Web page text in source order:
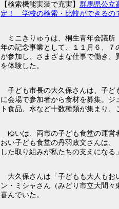
【検索機能実装で充実】 群馬県公立
定！ 学校の検索・比較ができるの
ミニきりゅうは、桐生青年会議所
年の記念事業として、１１月６、７
が参加し、さまざまな仕事で働き
を体験した。
子ども市長の大久保さんは、子ど
に会場で参加者から食材を募集。
ト食品、水など十数種類が集まり
ゆいは、両市の子ども食堂の運営
おい子ども食堂の丹羽政文さんは
した取り組みが私たちの支えになる
大久保さんは「子どもも大人もお
ン・ミシャさん（みどり市立大間
喜んでいた。